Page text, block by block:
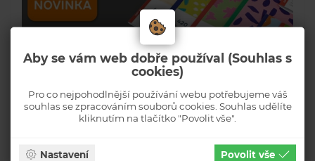
Aby se vám web dobře používal (Souhlas s
cookies)
Pro co nejpohodlnější používání webu potřebujeme váš
souhlas se zpracováním souborů cookies. Souhlas udělíte
kliknutím na tlačítko "Povolit vše".
Nastavení Povolit vše